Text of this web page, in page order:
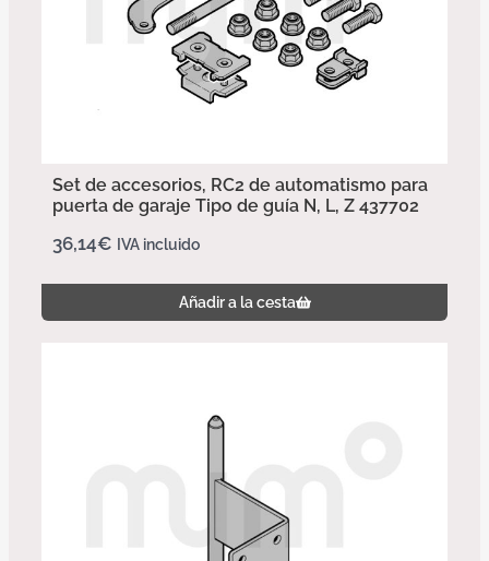
Set de accesorios, RC2 de automatismo para
puerta de garaje Tipo de guía N, L, Z 437702
36,14€ IVA incluido
Añadir a la cesta